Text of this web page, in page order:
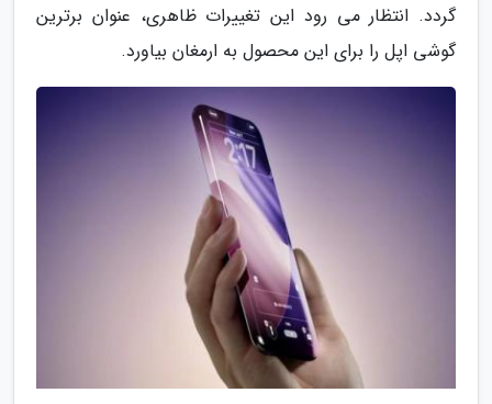
گردد. انتظار می رود این تغییرات ظاهری، عنوان برترین
گوشی اپل را برای این محصول به ارمغان بیاورد.